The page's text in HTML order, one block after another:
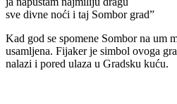
sve divne noći i taj Sombor grad”
Kad god se spomene Sombor na um
usamljena. Fijaker je simbol ovoga
nalazi i pored ulaza u Gradsku kuću.